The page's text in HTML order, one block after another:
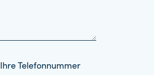
Telefonnummer